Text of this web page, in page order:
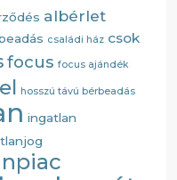
albérlet
családi ház csok
focus focus ajándék
hosszú távú bérbeadás
ingatlan